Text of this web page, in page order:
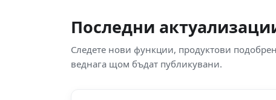
Последни
Следете нови функции, продуктови
веднага щом бъдат публикувани.